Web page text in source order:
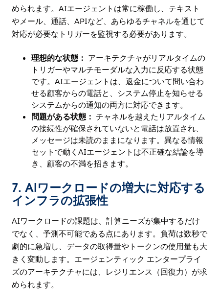
められます。AIエージェントは常に稼働し、テキスト
やメール、通話、APIなど、あらゆるチャネルを通じて
対応が必要なトリガーを監視する必要があります。
理想的な状態： アーキテクチャがリアルタイムの
トリガーやマルチモーダルな入力に反応する状態
です。AIエージェントは、返金について問い合わ
せる顧客からの電話と、システム停止を知らせる
システムからの通知の両方に対応できます。
問題がある状態： チャネルを越えたリアルタイム
の接続性が確保されていないと電話は放置され、
メッセージは未読のままになります。異なる情報
セットで動くAIエージェントは不正確な結論を導
き、顧客の不満を招きます。
7. AIワークロードの増大に対応する
インフラの拡張性
AIワークロードの課題は、計算ニーズが集中するだけ
でなく、予測不可能である点にあります。負荷は数秒で
劇的に急増し、データの取得量やトークンの使用量も大
きく変動します。エージェンティック エンタープライ
ズのアーキテクチャには、レジリエンス（回復力）が求
められます。